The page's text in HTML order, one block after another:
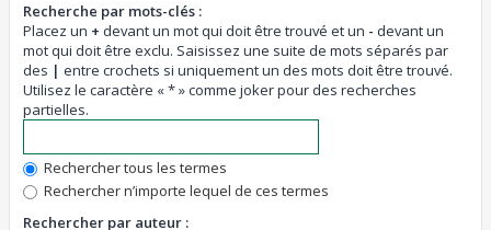
Recherche par mots-clés :
Placez un + devant un mot qui doit être trouvé et un - devant un
mot qui doit être exclu. Saisissez une suite de mots séparés par
des | entre crochets si uniquement un des mots doit être trouvé.
Utilisez le caractère « * » comme joker pour des recherches
partielles.
Rechercher tous les termes
Rechercher n’importe lequel de ces termes
Rechercher par auteur :